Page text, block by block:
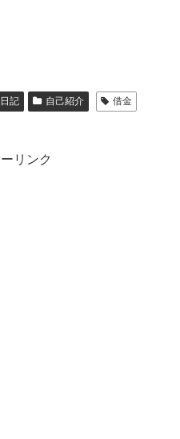
日記 自己紹介
借金
リンク